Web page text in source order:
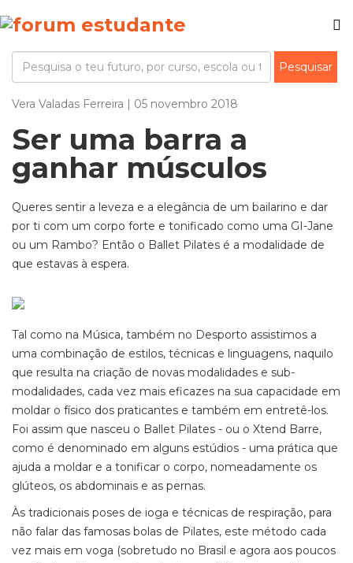
Vera Valadas Ferreira | 05 novembro 2018
Ser uma barra a
ganhar músculos
Queres sentir a leveza e a elegância de um bailarino e dar
por ti com um corpo forte e tonificado como uma GI-Jane
ou um Rambo? Então o Ballet Pilates é a modalidade de
que estavas à espera.
Tal como na Música, também no Desporto assistimos a
uma combinação de estilos, técnicas e linguagens, naquilo
que resulta na criação de novas modalidades e sub-
modalidades, cada vez mais eficazes na sua capacidade em
moldar o físico dos praticantes e também em entretê-los.
Foi assim que nasceu o Ballet Pilates - ou o Xtend Barre,
como é denominado em alguns estúdios - uma prática que
ajuda a moldar e a tonificar o corpo, nomeadamente os
glúteos, os abdominais e as pernas.
Às tradicionais poses de ioga e técnicas de respiração, para
não falar das famosas bolas de Pilates, este método cada
vez mais em voga (sobretudo no Brasil e agora aos poucos